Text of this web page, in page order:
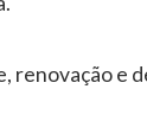
e